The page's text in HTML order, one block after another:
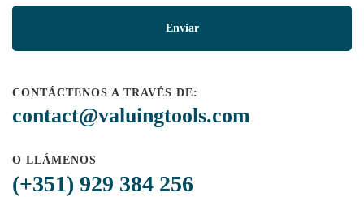
CONTÁCTENOS A TRAVÉS DE:
contact@valuingtools.com
O LLÁMENOS
(+351) 929 384 256